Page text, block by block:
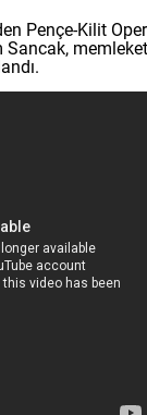
Pençe-Kilit
Sancak,